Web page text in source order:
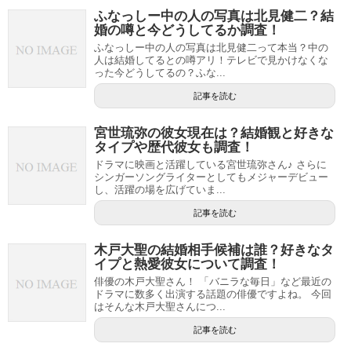
ふなっしー中の人の写真は北見健二？結
婚の噂と今どうしてるか調査！
ふなっしー中の人の写真は北見健二って本当？中の
人は結婚してるとの噂アリ！テレビで見かけなくな
った今どうしてるの？ふな...
記事を読む
宮世琉弥の彼女現在は？結婚観と好きな
タイプや歴代彼女も調査！
ドラマに映画と活躍している宮世琉弥さん♪ さらに
シンガーソングライターとしてもメジャーデビュー
し、活躍の場を広げていま...
記事を読む
木戸大聖の結婚相手候補は誰？好きなタ
イプと熱愛彼女について調査！
俳優の木戸大聖さん！ 「バニラな毎日」など最近の
ドラマに数多く出演する話題の俳優ですよね。 今回
はそんな木戸大聖さんにつ...
記事を読む